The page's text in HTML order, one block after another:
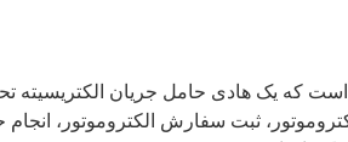
است که یک هادی حامل جریان الکتریسیته
ثبت سفارش الکتروموتور، انجام